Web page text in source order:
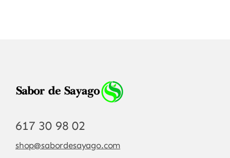
617 30 98 02
shop@sabordesayago.com